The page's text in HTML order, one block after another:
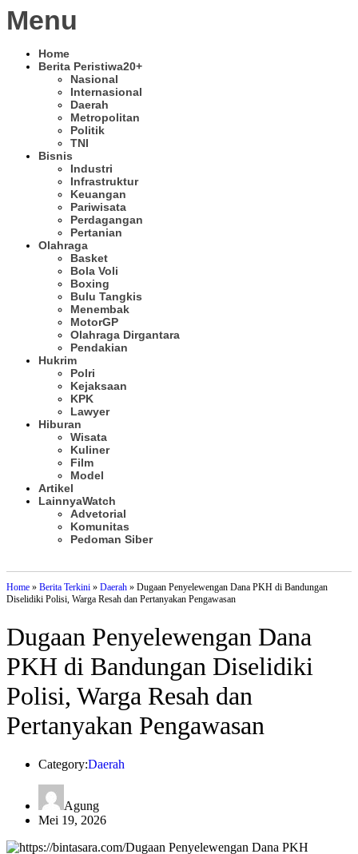
Menu
Home
Berita Peristiwa20+
Nasional
Internasional
Daerah
Metropolitan
Politik
TNI
Bisnis
Industri
Infrastruktur
Keuangan
Pariwisata
Perdagangan
Pertanian
Olahraga
Basket
Bola Voli
Boxing
Bulu Tangkis
Menembak
MotorGP
Olahraga Dirgantara
Pendakian
Hukrim
Polri
Kejaksaan
KPK
Lawyer
Hiburan
Wisata
Kuliner
Film
Model
Artikel
LainnyaWatch
Advetorial
Komunitas
Pedoman Siber
Home » Berita Terkini » Daerah » Dugaan Penyelewengan Dana PKH di Bandungan
Diselidiki Polisi, Warga Resah dan Pertanyakan Pengawasan
Dugaan Penyelewengan Dana
PKH di Bandungan Diselidiki
Polisi, Warga Resah dan
Pertanyakan Pengawasan
Category:Daerah
Agung
Mei 19, 2026